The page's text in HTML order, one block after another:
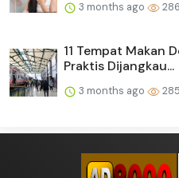
3 months ago 286
11 Tempat Makan
Praktis Dijangkau...
3 months ago 285